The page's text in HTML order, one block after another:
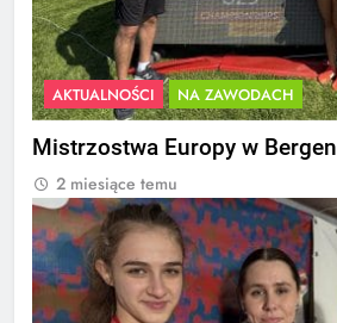
AKTUALNOŚCI NA ZAWODACH
Mistrzostwa Europy w Bergen
2 miesiące temu